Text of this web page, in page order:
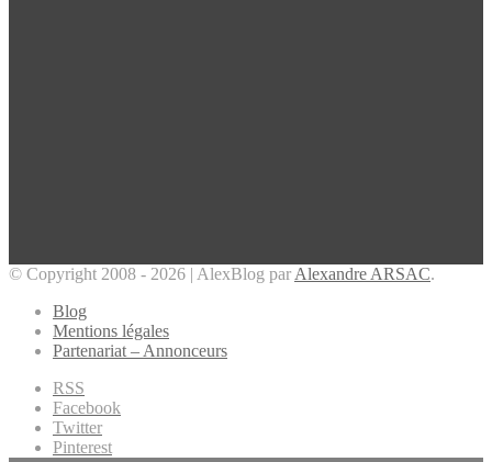
© Copyright 2008 - 2026 | AlexBlog par Alexandre ARSAC.
Blog
Mentions légales
Partenariat – Annonceurs
RSS
Facebook
Twitter
Pinterest